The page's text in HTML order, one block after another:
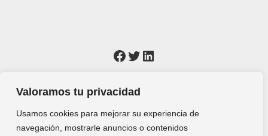
Valoramos tu privacidad
Usamos cookies para mejorar su experiencia de
navegación, mostrarle anuncios o contenidos